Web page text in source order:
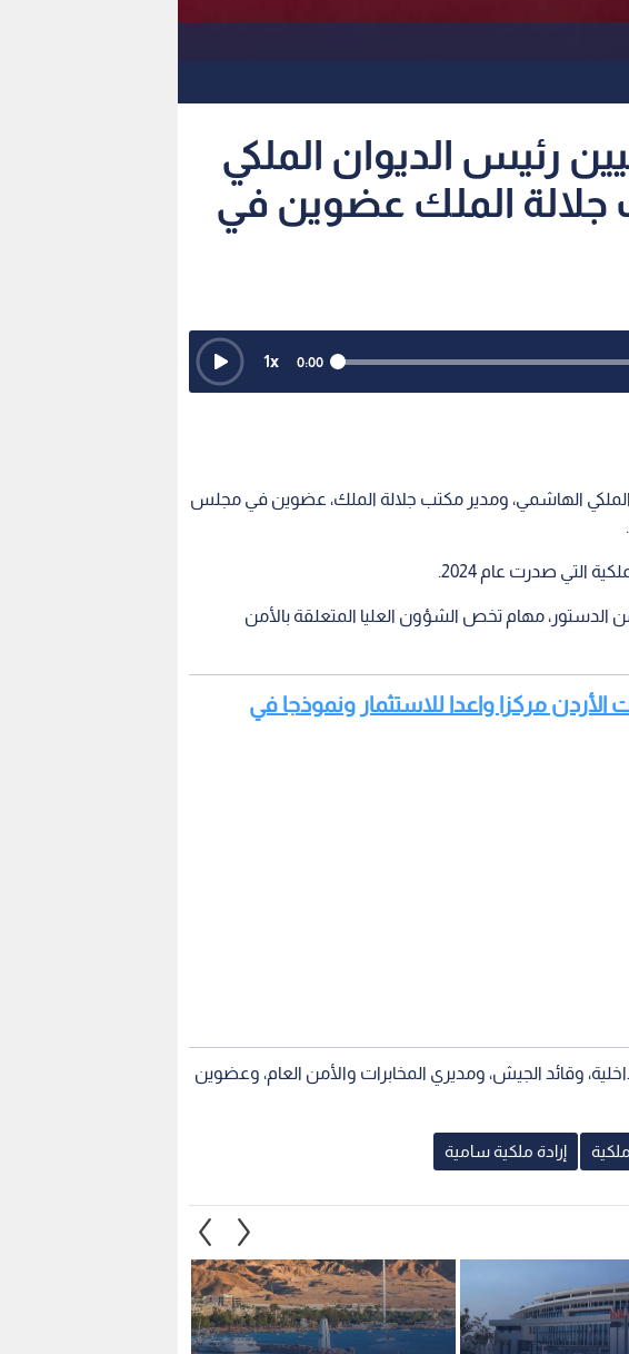
رئيس الديوان الملكي
الملك عضوين في
0:00
1x
الملكي الهاشمي، ومدير مكتب جلالة الملك، عضوين في مجلس
التي صدرت عام 2024.
بالمجلس الذي أنشئ وفقا لأحكام المادة 122 من الدستور، مهام تخص الشؤون العليا المتعلقة بالأمن
الأردن مركزا واعدا للاستثمار ونموذجا في
وقائد الجيش، ومديري المخابرات والأمن العام، وعضوين
إرادة ملكية سامية